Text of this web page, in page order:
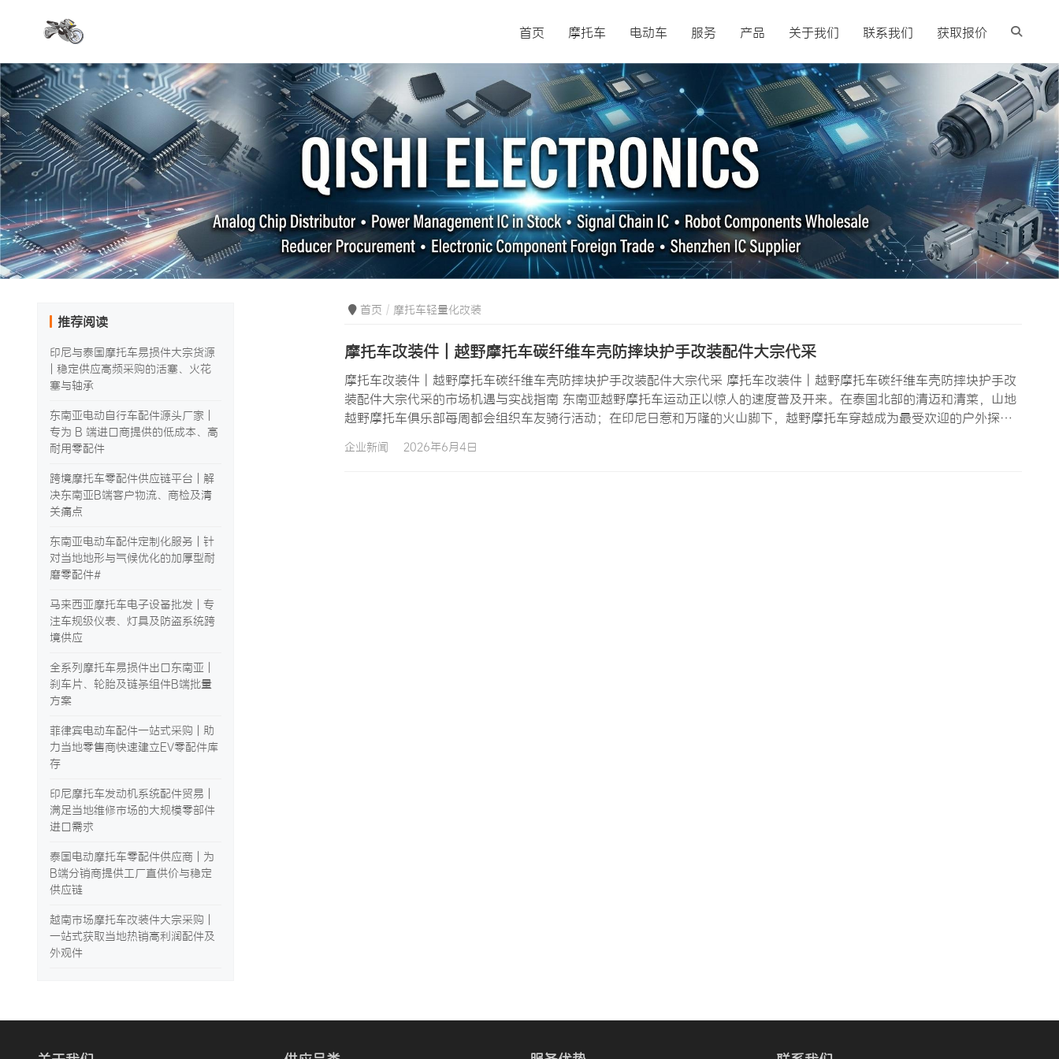
首页 摩托车 电动车 服务 产品 关于我们 联系我们 获取报价
首页 摩托车轻量化改装
摩托车改装件 | 越野摩托车碳纤维车壳防摔块护手改装配件大宗代采
摩托车改装件 | 越野摩托车碳纤维车壳防摔块护手改装配件大宗代采 摩托车改装件 | 越野摩托车碳纤维车壳防摔块护手改
装配件大宗代采的市场机遇与实战指南 东南亚越野摩托车运动正以惊人的速度普及开来。在泰国北部的清迈和清莱，山地
越野摩托车俱乐部每周都会组织车友骑行活动；在印尼日惹和万隆的火山脚下，越野摩托车穿越成为最受欢迎的户外探险
长，摩托车改装件市场也随之蓬勃发展，其中越野摩托车碳纤维车壳、防摔…
企业新闻 2026年6月4日
推荐阅读
印尼与泰国摩托车易损件大宗货源
| 稳定供应高频采购的活塞、火花
塞与轴承
东南亚电动自行车配件源头厂家 |
专为 B 端进口商提供的低成本、高
耐用零配件
跨境摩托车零配件供应链平台 | 解
决东南亚B端客户物流、商检及清
关痛点
东南亚电动车配件定制化服务 | 针
对当地地形与气候优化的加厚型耐
磨零配件#
马来西亚摩托车电子设备批发 | 专
注车规级仪表、灯具及防盗系统跨
境供应
全系列摩托车易损件出口东南亚 |
刹车片、轮胎及链条组件B端批量
方案
菲律宾电动车配件一站式采购 | 助
力当地零售商快速建立EV零配件库
存
印尼摩托车发动机系统配件贸易 |
满足当地维修市场的大规模零部件
进口需求
泰国电动摩托车零配件供应商 | 为
B端分销商提供工厂直供价与稳定
供应链
越南市场摩托车改装件大宗采购 |
一站式获取当地热销高利润配件及
外观件